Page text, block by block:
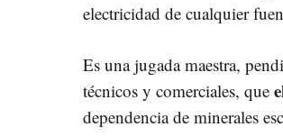
electricidad de cualquier
Es una jugada maestra,
técnicos y comerciales, que
dependencia de minerales